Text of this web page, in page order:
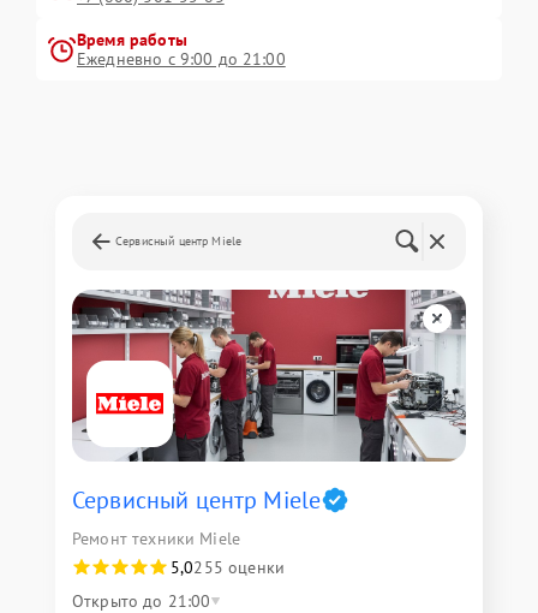
Время работы
Ежедневно с 9:00 до 21:00
Сервисный центр Miele
Сервисный центр Miele
Ремонт техники Miele
5,0255 оценки
Открыто до 21:00